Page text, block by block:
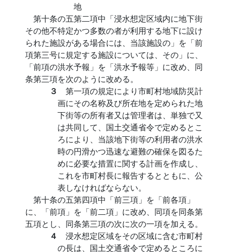
地
第十条の五第二項中「浸水想定区域内に地下街
その他不特定かつ多数の者が利用する地下に設け
られた施設がある場合には、当該施設の」を「前
項第三号に規定する施設については、その」に、
「前項の洪水予報」を「洪水予報等」に改め、同
条第三項を次のように改める。
３ 第一項の規定により市町村地域防災計
画にその名称及び所在地を定められた地
下街等の所有者又は管理者は、単独で又
は共同して、国土交通省令で定めるとこ
ろにより、当該地下街等の利用者の洪水
時の円滑かつ迅速な避難の確保を図るた
めに必要な措置に関する計画を作成し、
これを市町村長に報告するとともに、公
表しなければならない。
第十条の五第四項中「前三項」を「前各項」
に、「前項」を「前二項」に改め、同項を同条第
五項とし、同条第三項の次に次の一項を加える。
４ 浸水想定区域をその区域に含む市町村
の長は、国土交通省令で定めるところに